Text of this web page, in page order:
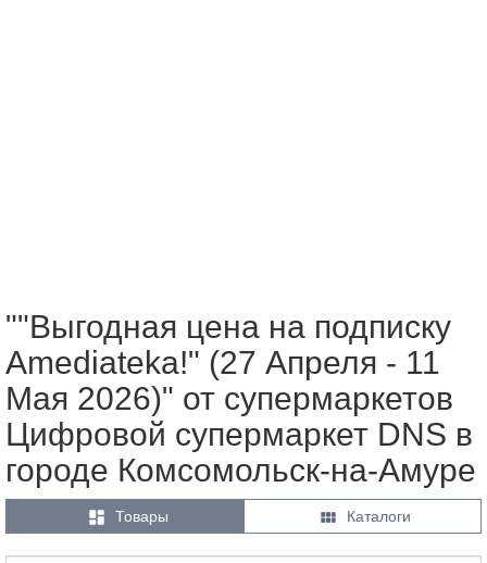
""Выгодная цена на подписку
Amediateka!" (27 Апреля - 11
Мая 2026)" от супермаркетов
Цифровой супермаркет DNS в
городе Комсомольск-на-Амуре
 Товары  Каталоги